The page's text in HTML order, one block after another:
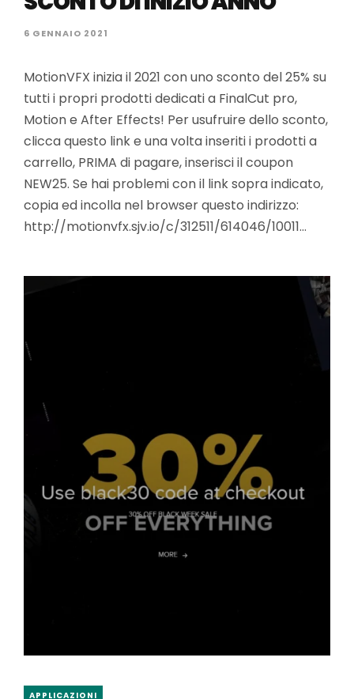
6 GENNAIO 2021
MotionVFX inizia il 2021 con uno sconto del 25% su
tutti i propri prodotti dedicati a FinalCut pro,
Motion e After Effects! Per usufruire dello sconto,
clicca questo link e una volta inseriti i prodotti a
carrello, PRIMA di pagare, inserisci il coupon
NEW25. Se hai problemi con il link sopra indicato,
copia ed incolla nel browser questo indirizzo:
http://motionvfx.sjv.io/c/312511/614046/10011…
APPLICAZIONI